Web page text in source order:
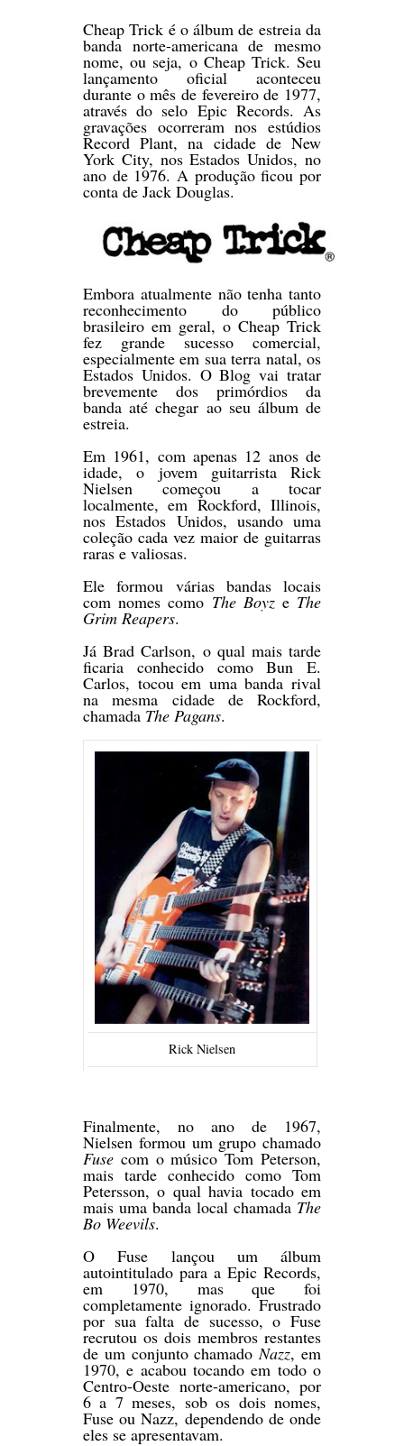
Cheap Trick é o álbum de estreia da
banda norte-americana de mesmo
nome, ou seja, o Cheap Trick. Seu
lançamento oficial aconteceu
durante o mês de fevereiro de 1977,
através do selo Epic Records. As
gravações ocorreram nos estúdios
Record Plant, na cidade de New
York City, nos Estados Unidos, no
ano de 1976. A produção ficou por
conta de Jack Douglas.
Embora atualmente não tenha tanto
reconhecimento do público
brasileiro em geral, o Cheap Trick
fez grande sucesso comercial,
especialmente em sua terra natal, os
Estados Unidos. O Blog vai tratar
brevemente dos primórdios da
banda até chegar ao seu álbum de
estreia.
Em 1961, com apenas 12 anos de
idade, o jovem guitarrista Rick
Nielsen começou a tocar
localmente, em Rockford, Illinois,
nos Estados Unidos, usando uma
coleção cada vez maior de guitarras
raras e valiosas.
Ele formou várias bandas locais
com nomes como The Boyze The
Grim Reapers.
Já Brad Carlson, o qual mais tarde
ficaria conhecido como Bun E.
Carlos, tocou em uma banda rival
na mesma cidade de Rockford,
chamada The Pagans.
Rick Nielsen
Finalmente, no ano de 1967,
Nielsen formou um grupo chamado
Fuse com o músico Tom Peterson,
mais tarde conhecido como Tom
Petersson, o qual havia tocado em
mais uma banda local chamada The
Bo Weevils.
O Fuse lançou um álbum
autointitulado para a Epic Records,
em 1970, mas que foi
completamente ignorado. Frustrado
por sua falta de sucesso, o Fuse
recrutou os dois membros restantes
de um conjunto chamado Nazz, em
1970, e acabou tocando em todo o
Centro-Oeste norte-americano, por
6 a 7 meses, sob os dois nomes,
Fuse ou Nazz, dependendo de onde
eles se apresentavam.